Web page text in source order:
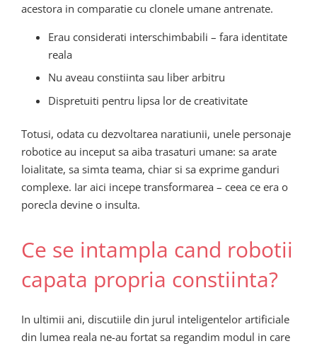
acestora in comparatie cu clonele umane antrenate.
Erau considerati interschimbabili – fara identitate
reala
Nu aveau constiinta sau liber arbitru
Dispretuiti pentru lipsa lor de creativitate
Totusi, odata cu dezvoltarea naratiunii, unele personaje
robotice au inceput sa aiba trasaturi umane: sa arate
loialitate, sa simta teama, chiar si sa exprime ganduri
complexe. Iar aici incepe transformarea – ceea ce era o
porecla devine o insulta.
Ce se intampla cand robotii
capata propria constiinta?
In ultimii ani, discutiile din jurul inteligentelor artificiale
din lumea reala ne-au fortat sa regandim modul in care